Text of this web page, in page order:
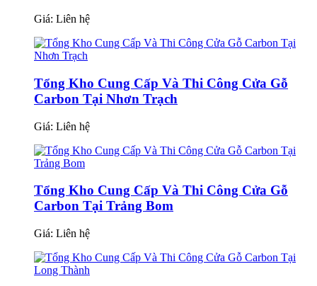
Giá: Liên hệ
Tổng Kho Cung Cấp Và Thi Công Cửa Gỗ
Carbon Tại Nhơn Trạch
Giá: Liên hệ
Tổng Kho Cung Cấp Và Thi Công Cửa Gỗ
Carbon Tại Trảng Bom
Giá: Liên hệ